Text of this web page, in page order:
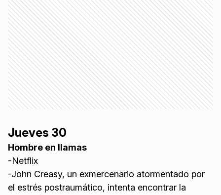
Jueves 30
Hombre en llamas
-Netflix
-John Creasy, un exmercenario atormentado por
el estrés postraumático, intenta encontrar la